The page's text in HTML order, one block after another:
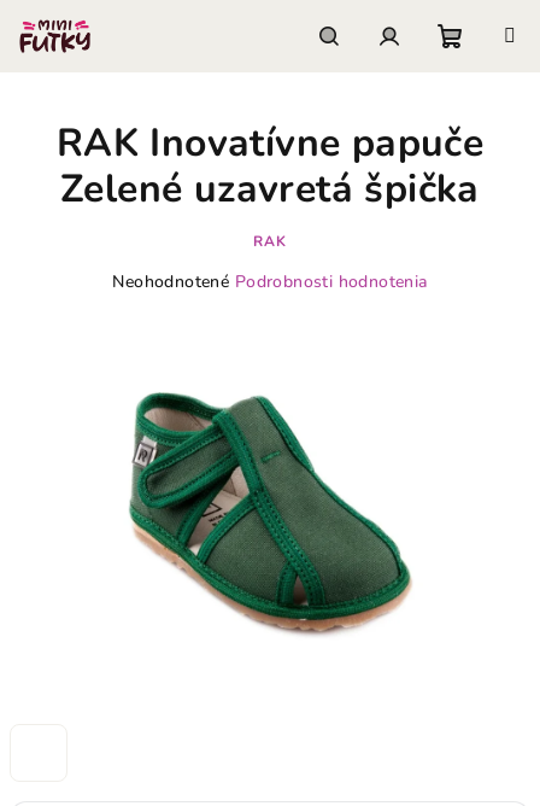
obsah
košík
RAK Inovatívne papuče
Zelené uzavretá špička
RAK
Priemerné
hviezdičiek.
Neohodnotené Podrobnosti hodnotenia